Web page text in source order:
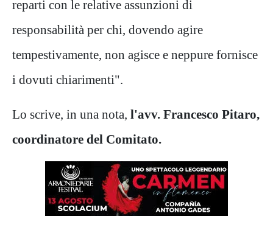
reparti con le relative assunzioni di
responsabilità per chi, dovendo agire
tempestivamente, non agisce e neppure fornisce
i dovuti chiarimenti".
Lo scrive, in una nota, l'avv. Francesco Pitaro,
coordinatore del Comitato.